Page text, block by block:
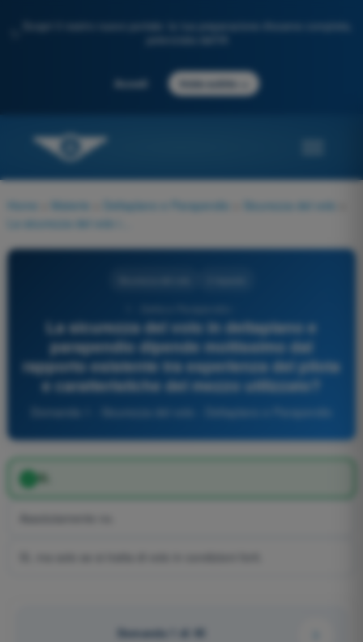
Scopri il nostro nuovo portale: la tua preparazione d'esame completa,
Accedi Inizia subito
Home Materie Deltaplano e Parapendio Sicurezza del volo
La sicurezza del volo in deltaplano e
parapendio dipende moltissimo dal
rapporto esistente tra esperienza del pilota
e caratteristiche del mezzo utilizzato?
Sì.
Domanda 1 di 45